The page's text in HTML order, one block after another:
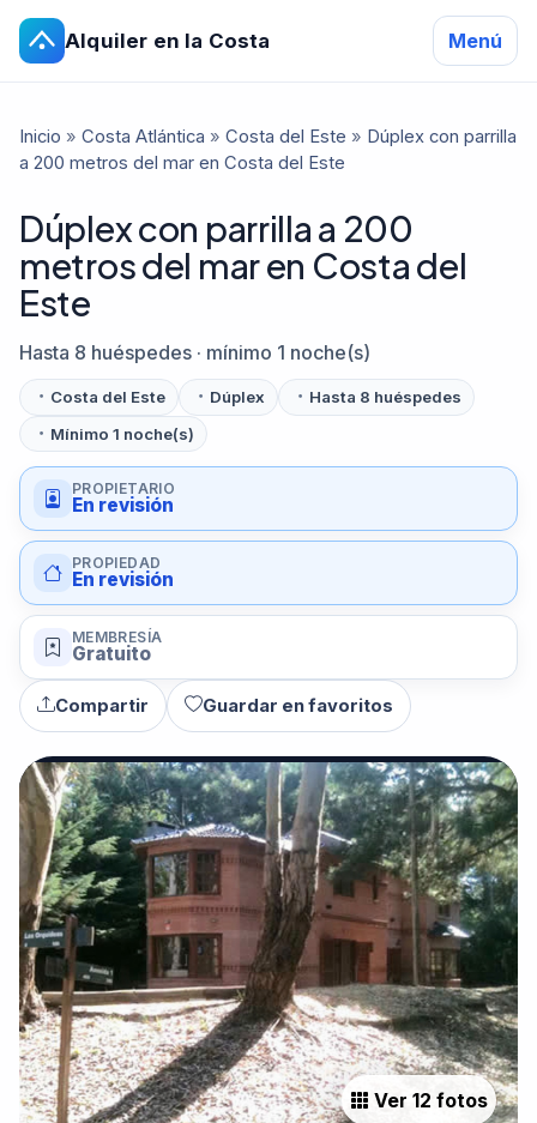
Alquiler en la Costa Menú
Inicio » Costa Atlántica » Costa del Este » Dúplex con parrilla
a 200 metros del mar en Costa del Este
Dúplex con parrilla a 200
metros del mar en Costa del
Este
Hasta 8 huéspedes · mínimo 1 noche(s)
Costa del Este Dúplex
Hasta 8 huéspedes
Mínimo 1 noche(s)
PROPIETARIO
En revisión
PROPIEDAD
En revisión
MEMBRESÍA
Gratuito
Compartir Guardar en favoritos
Ver 12 fotos